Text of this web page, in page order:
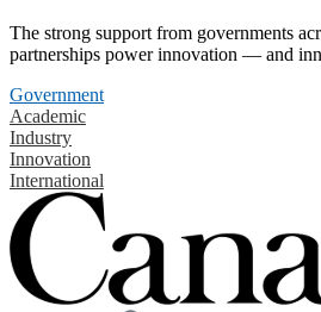
The strong support from governments
partnerships power innovation — and
Government
Academic
Industry
Innovation
International